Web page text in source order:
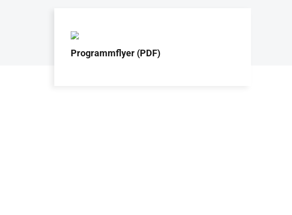
Programmflyer (PDF)